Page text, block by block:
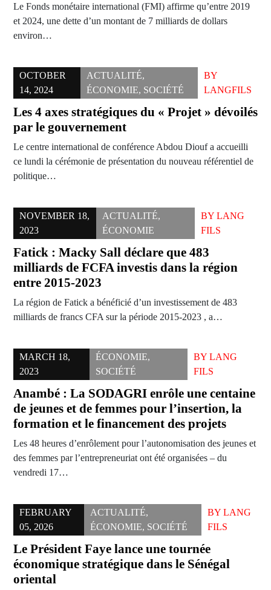
Le Fonds monétaire international (FMI) affirme qu’entre 2019
et 2024, une dette d’un montant de 7 milliards de dollars
environ…
OCTOBER
14, 2024
ACTUALITÉ,
ÉCONOMIE, SOCIÉTÉ
BY
LANGFILS
Les 4 axes stratégiques du « Projet » dévoilés
par le gouvernement
Le centre international de conférence Abdou Diouf a accueilli
ce lundi la cérémonie de présentation du nouveau référentiel de
politique…
NOVEMBER 18,
2023
ACTUALITÉ,
ÉCONOMIE
BYLANG
FILS
Fatick : Macky Sall déclare que 483
milliards de FCFA investis dans la région
entre 2015-2023
La région de Fatick a bénéficié d’un investissement de 483
milliards de francs CFA sur la période 2015-2023 , a…
MARCH 18,
2023
ÉCONOMIE,
SOCIÉTÉ
BY LANG
FILS
Anambé : La SODAGRI enrôle une centaine
de jeunes et de femmes pour l’insertion, la
formation et le financement des projets
Les 48 heures d’enrôlement pour l’autonomisation des jeunes et
des femmes par l’entrepreneuriat ont été organisées – du
vendredi 17…
FEBRUARY
05, 2026
ACTUALITÉ,
ÉCONOMIE, SOCIÉTÉ
BYLANG
FILS
Le Président Faye lance une tournée
économique stratégique dans le Sénégal
oriental